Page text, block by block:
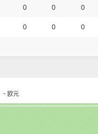
0 0 0
0 0 0
- 欧元